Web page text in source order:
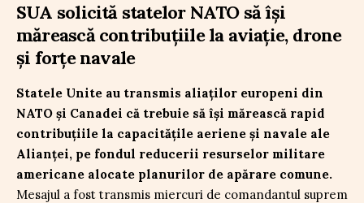
SUA solicită statelor NATO să își
mărească contribuțiile la aviație, drone
și forțe navale
Statele Unite au transmis aliaților europeni din
NATO și Canadei că trebuie să își mărească rapid
contribuțiile la capacitățile aeriene și navale ale
Alianței, pe fondul reducerii resurselor militare
americane alocate planurilor de apărare comune.
Mesajul a fost transmis miercuri de comandantul suprem